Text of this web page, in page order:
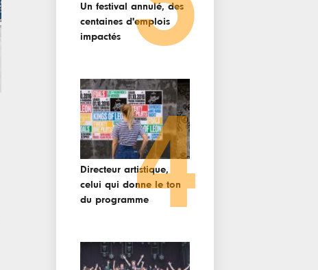
Un festival annulé, des
centaines d'emplois
impactés
Directeur artistique,
celui qui donne le ton
du programme4